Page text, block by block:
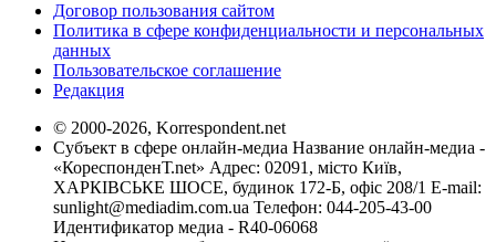
Договор пользования сайтом
Политика в сфере конфиденциальности и персональных
данных
Пользовательское соглашение
Редакция
© 2000-2026, Korrespondent.net
Субъект в сфере онлайн-медиа Название онлайн-медиа -
«КореспонденТ.net» Адрес: 02091, місто Київ,
ХАРКІВСЬКЕ ШОСЕ, будинок 172-Б, офіс 208/1 E-mail:
sunlight@mediadim.com.ua Телефон: 044-205-43-00
Идентификатор медиа - R40-06068